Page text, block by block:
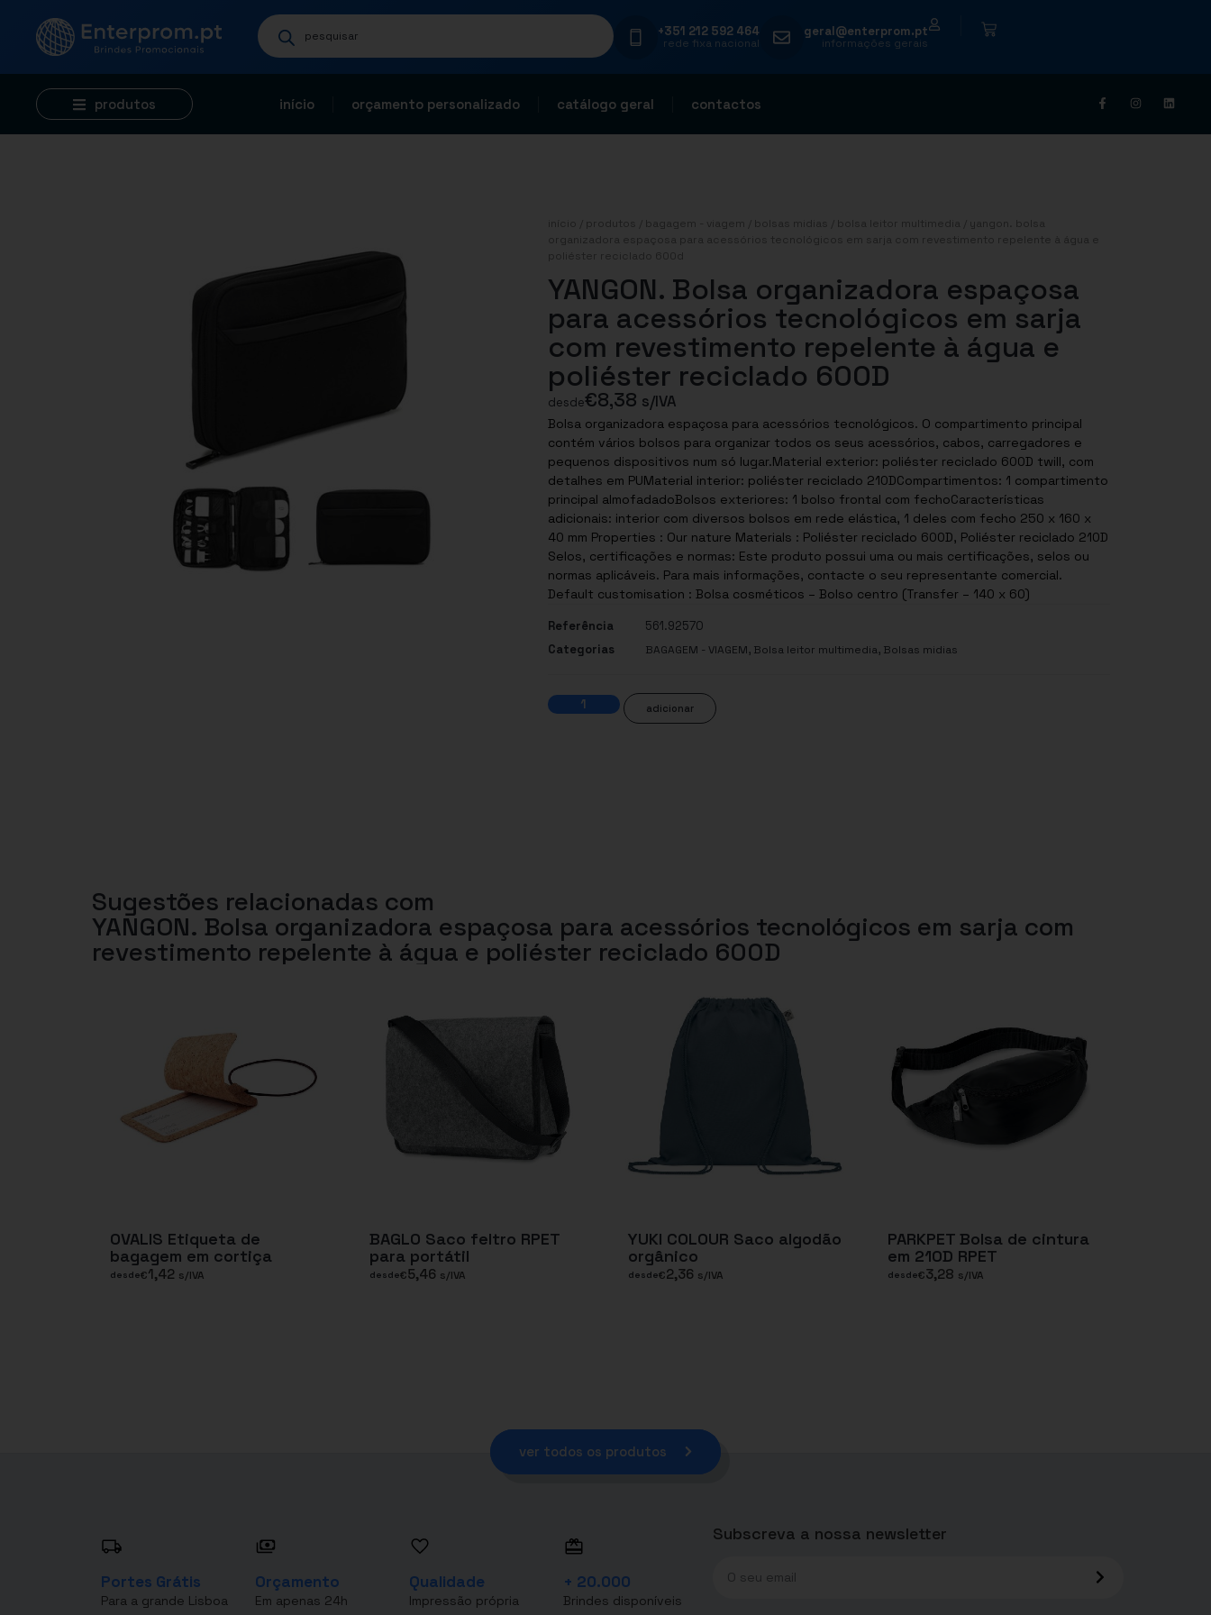
+351 212 592 464
rede fixa nacional
geral@enterprom.pt
informações gerais
produtos início orçamento personalizado catálogo geral contactos
início produtos bagagem - viagem bolsas midias bolsa leitor multimedia / yangon. bolsa
organizadora espaçosa para acessórios tecnológicos em sarja com revestimento repelente à água e
poliéster reciclado 600d
YANGON. Bolsa organizadora espaçosa
para acessórios tecnológicos em sarja
com revestimento repelente à água e
poliéster reciclado 600D
desde€8,38 s/IVA
Bolsa organizadora espaçosa para acessórios tecnológicos. O compartimento principal
contém vários bolsos para organizar todos os seus acessórios, cabos, carregadores e
pequenos dispositivos num só lugar.Material exterior: poliéster reciclado 600D twill, com
detalhes em PUMaterial interior: poliéster reciclado 210DCompartimentos: 1 compartimento
principal almofadadoBolsos exteriores: 1 bolso frontal com fechoCaracterísticas
adicionais: interior com diversos bolsos em rede elástica, 1 deles com fecho 250 x 160 x
40 mm Properties : Our nature Materials : Poliéster reciclado 600D, Poliéster reciclado 210D
Selos, certificações e normas: Este produto possui uma ou mais certificações, selos ou
normas aplicáveis. Para mais informações, contacte o seu representante comercial.
Default customisation : Bolsa cosméticos – Bolso centro (Transfer – 140 x 60)
Referência
561.92570
Categorias
BAGAGEM - VIAGEM, Bolsa leitor multimedia, Bolsas midias
adicionar
Sugestões relacionadas com
YANGON. Bolsa organizadora espaçosa para acessórios tecnológicos em sarja com
revestimento repelente à água e poliéster reciclado 600D
OVALIS Etiqueta de
bagagem em cortiça
desde€1,42 s/IVA
BAGLO Saco feltro RPET
para portátil
desde€5,46 s/IVA
YUKI COLOUR Saco algodão
orgânico
desde€2,36 s/IVA
PARKPET Bolsa de cintura
em 210D RPET
desde€3,28 s/IVA
ver todos os produtos
Portes Grátis
Para a grande Lisboa
Orçamento
Em apenas 24h
Qualidade
Impressão própria
+ 20.000
Brindes disponíveis
Subscreva a nossa newsletter